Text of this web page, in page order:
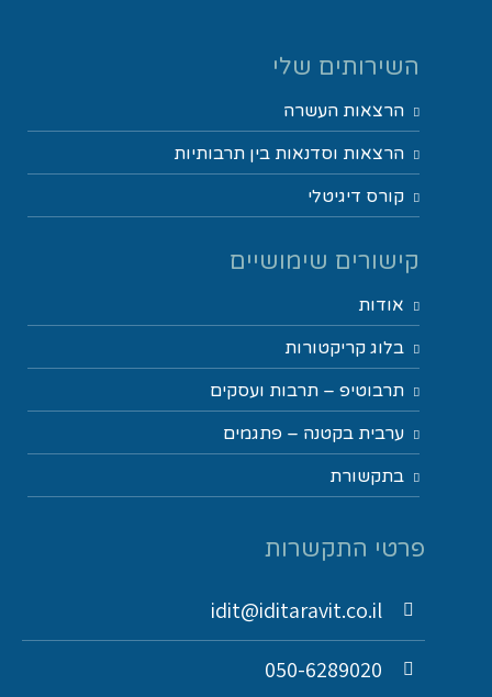
השירותים שלי
הרצאות העשרה
הרצאות וסדנאות בין תרבותיות
קורס דיגיטלי
קישורים שימושיים
אודות
בלוג קריקטורות
תרבוטיפ – תרבות ועסקים
ערבית בקטנה – פתגמים
בתקשורת
פרטי התקשרות
idit@iditaravit.co.il
050-6289020